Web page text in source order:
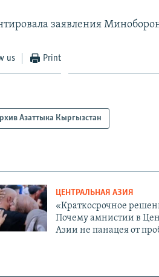
заявления
us Print
Азаттыка Кыргызстан
ЦЕНТРАЛЬНАЯ АЗИЯ
«Краткосрочное
Почему амнистии в
Азии не панацея от